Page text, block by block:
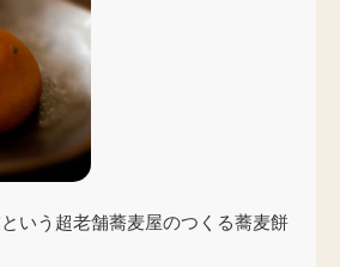
いう超老舗蕎麦屋のつくる蕎麦餅